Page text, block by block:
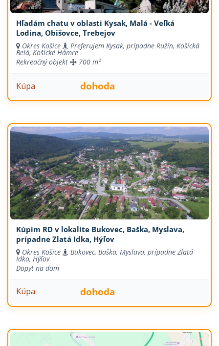
Hľadám chatu v oblasti Kysak, Malá - Veľká
Lodina, Obišovce, Trebejov
Okres Košice Preferujem Kysak, prípadne Ružín, Košická
Belá, Košické Hámre
Rekreačný objekt
700 m²
Kúpa dohoda
Kúpim RD v lokalite Bukovec, Baška, Myslava,
prípadne Zlatá Idka, Hýľov
Okres Košice Bukovec, Baška, Myslava, prípadne Zlatá
Idka, Hýľov
Dopyt na dom
Kúpa dohoda